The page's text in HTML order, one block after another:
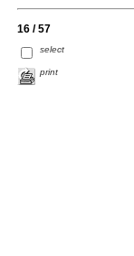
16 / 57
select
print